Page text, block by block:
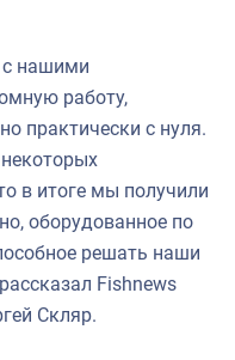
с нашими
работу,
практически с нуля.
в итоге мы получили
оборудованное по
решать наши
Fishnews
Скляр.